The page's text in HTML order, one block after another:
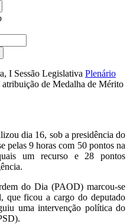
I Sessão Legislativa Plenário
de Medalha de Mérito
dia 16, sob a presidência do
pelas 9 horas com 50 pontos na
um recurso e 28 pontos
do Dia (PAOD) marcou-se
que ficou a cargo do deputado
uma intervenção política do